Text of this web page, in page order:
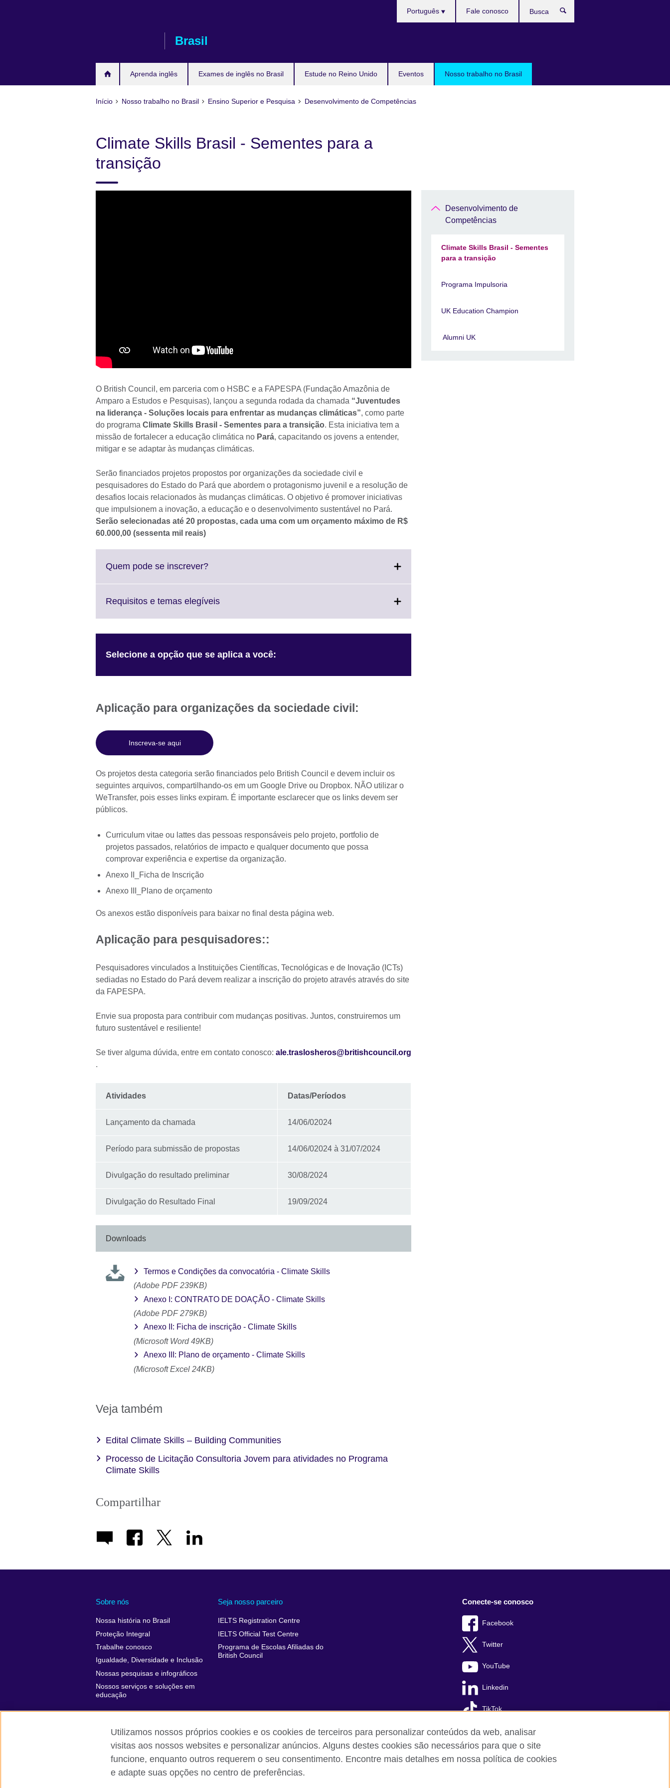
Brasil
Aprenda inglês Exames de inglês no Brasil Estude no Reino Unido Eventos Nosso trabalho no Brasil
Português Fale conosco
Início Nosso trabalho no Brasil Ensino Superior e Pesquisa Desenvolvimento de Competências
Climate Skills Brasil - Sementes para a
transição
O British Council, em parceria com o HSBC e a FAPESPA (Fundação Amazônia de
Amparo a Estudos e Pesquisas), lançou a segunda rodada da chamada “Juventudes
na liderança - Soluções locais para enfrentar as mudanças climáticas”, como parte
do programa Climate Skills Brasil - Sementes para a transição. Esta iniciativa tem a
missão de fortalecer a educação climática no Pará, capacitando os jovens a entender,
mitigar e se adaptar às mudanças climáticas.
Serão financiados projetos propostos por organizações da sociedade civil e
pesquisadores do Estado do Pará que abordem o protagonismo juvenil e a resolução de
desafios locais relacionados às mudanças climáticas. O objetivo é promover iniciativas
que impulsionem a inovação, a educação e o desenvolvimento sustentável no Pará.
Serão selecionadas até 20 propostas, cada uma com um orçamento máximo de R$
60.000,00 (sessenta mil reais)
Quem pode se inscrever?Click
More
Requisitos e temas elegíveisClick
More
available.
Selecione a opção que se aplica a você:
Aplicação para organizações da sociedade civil:
Inscreva-se aqui
Os projetos desta categoria serão financiados pelo British Council e devem incluir os
seguintes arquivos, compartilhando-os em um Google Drive ou Dropbox. NÃO utilizar o
WeTransfer, pois esses links expiram. É importante esclarecer que os links devem ser
públicos.
Curriculum vitae ou lattes das pessoas responsáveis pelo projeto, portfolio de
projetos passados, relatórios de impacto e qualquer documento que possa
comprovar experiência e expertise da organização.
Anexo II_Ficha de Inscrição
Anexo III_Plano de orçamento
Os anexos estão disponíveis para baixar no final desta página web.
Aplicação para pesquisadores::
Pesquisadores vinculados a Instituições Científicas, Tecnológicas e de Inovação (ICTs)
sediadas no Estado do Pará devem realizar a inscrição do projeto através através do site
da FAPESPA.
Envie sua proposta para contribuir com mudanças positivas. Juntos, construiremos um
futuro sustentável e resiliente!
Se tiver alguma dúvida, entre em contato conosco: ale.traslosheros@britishcouncil.org
.
Atividades Datas/Períodos
Lançamento da chamada 14/06/02024
Período para submissão de propostas 14/06/02024 à 31/07/2024
Divulgação do resultado preliminar 30/08/2024
Divulgação do Resultado Final 19/09/2024
Downloads
Termos e Condições da convocatória - Climate Skills
(Adobe PDF 239KB)
Anexo I: CONTRATO DE DOAÇÃO - Climate Skills
(Adobe PDF 279KB)
Anexo II: Ficha de inscrição - Climate Skills
(Microsoft Word 49KB)
Anexo III: Plano de orçamento - Climate Skills
(Microsoft Excel 24KB)
Veja também
Edital Climate Skills – Building Communities
Processo de Licitação Consultoria Jovem para atividades no Programa
Climate Skills
Compartilhar
Desenvolvimento de
Competências
Climate Skills Brasil - Sementes
para a transição
Programa Impulsoria
UK Education Champion
Alumni UK
Sobre nós
Nossa história no Brasil
Proteção Integral
Trabalhe conosco
Igualdade, Diversidade e Inclusão
Nossas pesquisas e infográficos
Nossos serviços e soluções em
educação
Seja nosso parceiro
IELTS Registration Centre
IELTS Official Test Centre
Programa de Escolas Afiliadas do
British Council
Conecte-se conosco
Facebook
Twitter
YouTube
Linkedin
TikTok
British Council global Comentários e reclamações Política de privacidade e termos de uso Sitemap Cookies
Utilizamos nossos próprios cookies e os cookies de terceiros para personalizar conteúdos da web, analisar
visitas aos nossos websites e personalizar anúncios. Alguns destes cookies são necessários para que o site
funcione, enquanto outros requerem o seu consentimento. Encontre mais detalhes em nossa política de cookies
e adapte suas opções no centro de preferências.